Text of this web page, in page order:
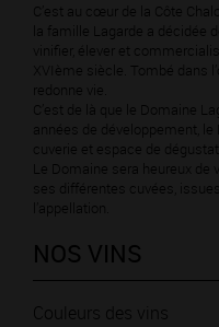
C’est au cœur de la Côte
la famille Lagarde a décidée
vinifier, élever et
XVIème siècle. Tombé dans
redonne vie.
C’est de là que le Domaine
années de développement,
cuverie et espace de
Le Domaine sera heureux
ses différentes cuvées,
l’appellation.
NOS VINS
Couleurs des vins